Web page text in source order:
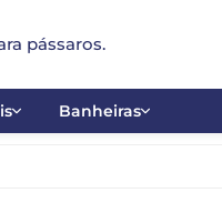
pássaros.
Banheiras